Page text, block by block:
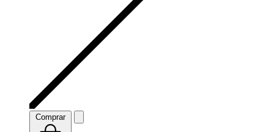
Comprar